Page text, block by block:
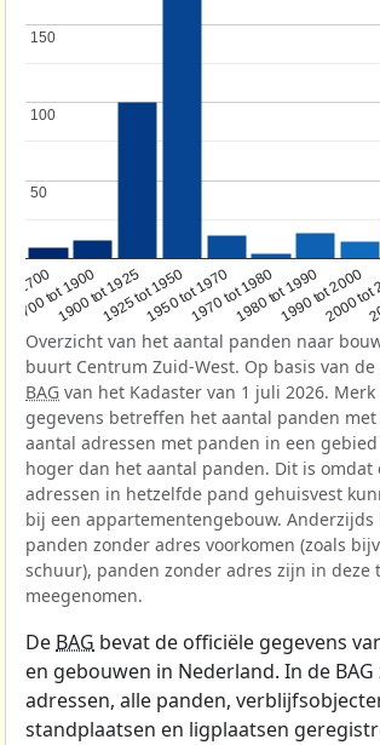
1700
1700 tot 1900
1900 tot 19251925 tot 19501950 tot 19701970 tot 19801980 tot 19901990 tot 2000
2000
50
50
100
100
150
150
Overzicht van het aantal panden naar
buurt Centrum Zuid-West. Op basis van
BAG van het Kadaster van 1 juli 2026. Merk
gegevens betreffen het aantal panden met
aantal adressen met panden in een
hoger dan het aantal panden. Dit is omdat
adressen in hetzelfde pand gehuisvest
bij een appartementengebouw. Anderzijds
panden zonder adres voorkomen (zoals
schuur), panden zonder adres zijn in deze
meegenomen.
De BAG bevat de officiële gegevens
en gebouwen in Nederland. In de
adressen, alle panden,
standplaatsen en ligplaatsen